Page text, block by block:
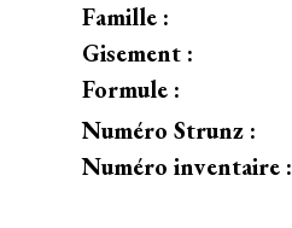
Famille :
Gisement :
Formule :
Numéro Strunz :
Numéro inventaire :